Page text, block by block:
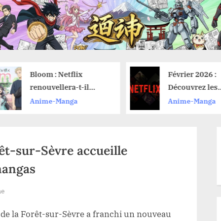
Bloom : Netflix
renouvellera-t-il
l’anime pour une
Anime-Manga
Février 2026 :
Découvrez les
nouveautés
Anime-Manga
sur-Sèvre accueille
la Forêt-sur-Sèvre a franchi un nouveau